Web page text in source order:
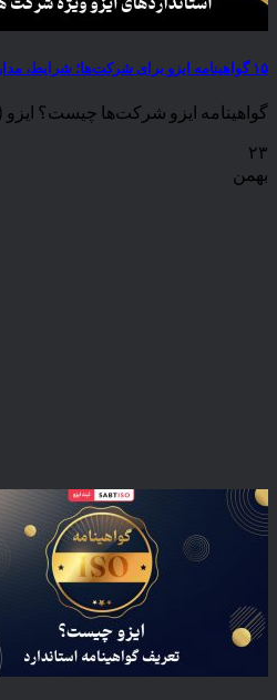
۱۵ گواهینامه ایزو برای شرکت‌ها؛ شرایط، مدارک، مراحل و هزینه اخذ آن
گواهینامه ایزو شرکت‌ها چیست؟ ایزو (ISO) مجموعه‌ای از استانداردهای بین‌المللی است که برای بهبود کیفیت، [...]
۲۳
بهمن